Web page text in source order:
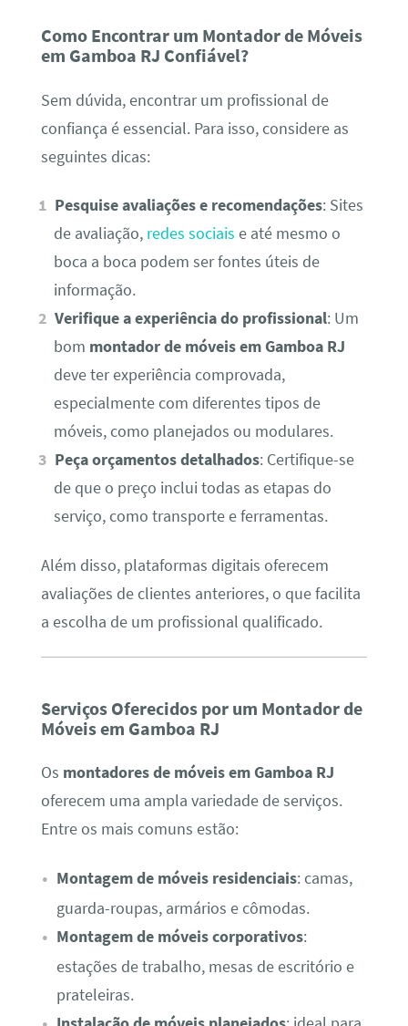
Como Encontrar um Montador de Móveis
em Gamboa RJ Confiável?
Sem dúvida, encontrar um profissional de
confiança é essencial. Para isso, considere as
seguintes dicas:
Pesquise avaliações e recomendações: Sites
de avaliação, redes sociais e até mesmo o
boca a boca podem ser fontes úteis de
informação.
Verifique a experiência do profissional: Um
bom montador de móveis em Gamboa RJ
deve ter experiência comprovada,
especialmente com diferentes tipos de
móveis, como planejados ou modulares.
Peça orçamentos detalhados: Certifique-se
de que o preço inclui todas as etapas do
serviço, como transporte e ferramentas.
Além disso, plataformas digitais oferecem
avaliações de clientes anteriores, o que facilita
a escolha de um profissional qualificado.
Serviços Oferecidos por um Montador de
Móveis em Gamboa RJ
Os montadores de móveis em Gamboa RJ
oferecem uma ampla variedade de serviços.
Entre os mais comuns estão:
Montagem de móveis residenciais: camas,
guarda-roupas, armários e cômodas.
Montagem de móveis corporativos:
estações de trabalho, mesas de escritório e
prateleiras.